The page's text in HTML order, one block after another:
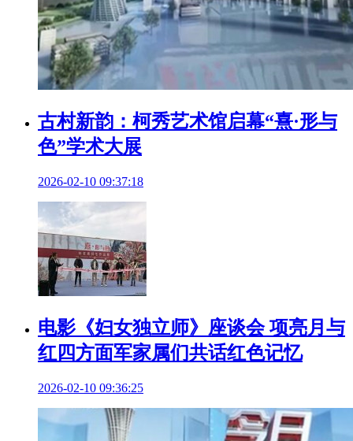
古村新韵：柯秀艺术馆启幕“熹·形与
色”学术大展
2026-02-10 09:37:18
电影《妇女独立师》座谈会 项亮月与
红四方面军家属们共话红色记忆
2026-02-10 09:36:25